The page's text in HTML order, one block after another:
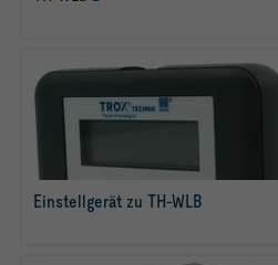
Einstellgerät zu TH-WLB